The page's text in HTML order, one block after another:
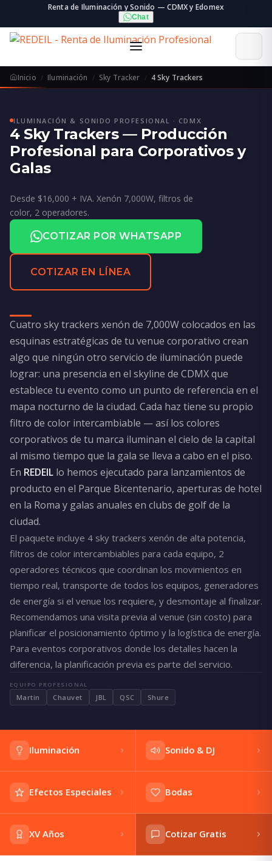
Renta de Iluminación y Sonido — CDMX y Edomex
Chat
Inicio Iluminación Sky Tracker 4 Sky Trackers
ILUMINACIÓN & SONIDO PROFESIONAL · CDMX
4 Sky Trackers — Producción
Profesional para Corporativos y
Galas
Desde $16,000 + IVA. Xenón 7,000W, filtros de
color, 2 operadores.
COTIZAR POR WHATSAPP
COTIZAR EN LÍNEA
Cuatro sky trackers xenón de 7,000W colocados en las
esquinas estratégicas de tu venue corporativo crean
algo que ningún otro servicio de iluminación puede
lograr: una presencia en el skyline de CDMX que
establece tu evento como un punto de referencia en el
mapa nocturno de la ciudad. Cada haz tiene su propio
filtro de color intercambiable — así los colores
corporativos de tu marca iluminan el cielo de la capital
al mismo tiempo que la gala se lleva a cabo en el piso.
En REDEIL lo hemos ejecutado para lanzamientos de
producto en el Parque Bicentenario, aperturas de hotel
en la Roma y galas anuales en clubs de golf de la
ciudad.
El paquete incluye 4 sky trackers xenón de alta potencia,
filtros de color intercambiables para cada equipo, 2
operadores técnicos que coordinan los movimientos en
tiempo real, transporte de todos los equipos, generadores
de energía si el venue los requiere, y desmontaje al finalizar.
Recomendamos una visita previa al venue (sin costo) para
planificar el posicionamiento óptimo y la logística de energía.
Para eventos corporativos donde los detalles hacen la
diferencia, la planificación previa es parte del servicio.
EQUIPO PROFESIONAL
Martin Chauvet JBL QSC Shure
Iluminación Sonido & DJ
Efectos Especiales Bodas
XV Años Cotizar Gratis